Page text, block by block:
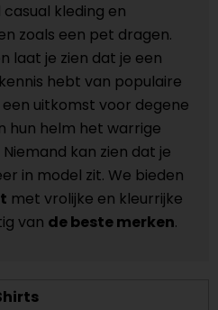
kleding en
zoals een pet dragen.
laat je zien dat je een
hebt van populaire
uitkomst voor degene
hun helm het warrige
kan zien dat je
in model zit. We bieden
met vrolijke en kleurrijke
van de beste merken.